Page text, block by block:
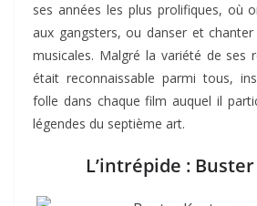
ses années les plus prolifiques, où
aux gangsters, ou danser et
musicales. Malgré la variété de ses
était reconnaissable parmi tous,
folle dans chaque film auquel il
légendes du septième art.
L’intrépide :